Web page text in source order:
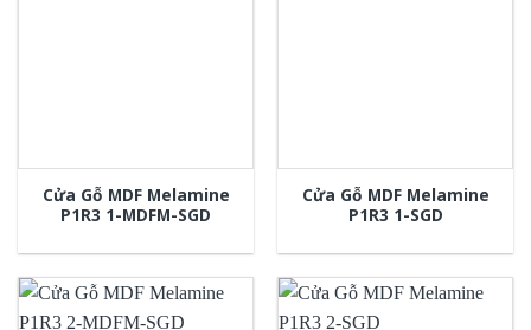
Cửa Gỗ MDF Melamine
P1R3 1-MDFM-SGD
Cửa Gỗ MDF Melamine
P1R3 1-SGD